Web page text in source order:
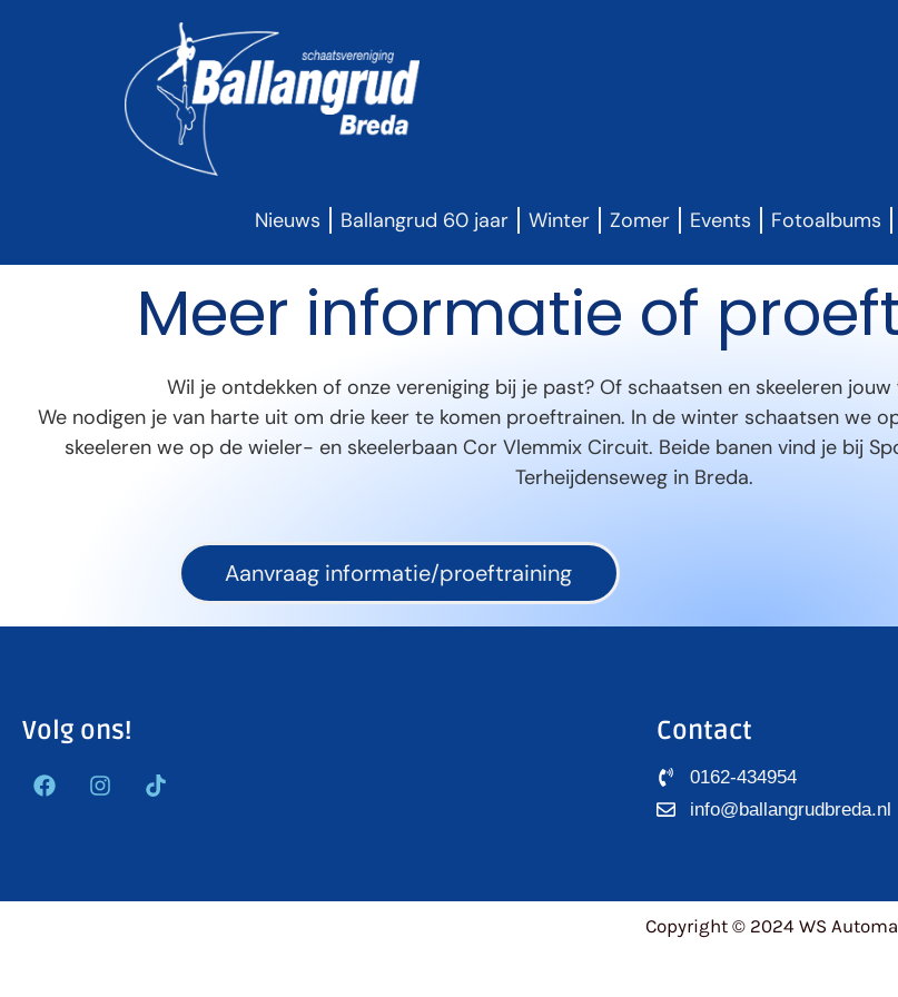
Nieuws Ballangrud 60 jaar Winter Zomer Events Fotoalbums
Meer informatie of
Wil je ontdekken of onze vereniging bij je past? Of schaatsen en skeeleren
We nodigen je van harte uit om drie keer te komen proeftrainen. In de winter schaatsen we
skeeleren we op de wieler- en skeelerbaan Cor Vlemmix Circuit. Beide banen vind je bij
Terheijdenseweg in Breda.
Aanvraag informatie/proeftraining
Volg ons! Contact
0162-434954
info@ballangrudbreda.nl
Copyright © 2024 WS